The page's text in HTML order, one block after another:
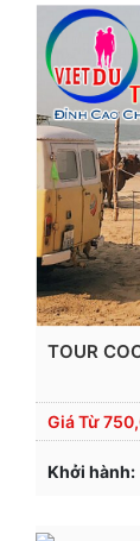
TOUR
Giá Từ
Khởi hành: